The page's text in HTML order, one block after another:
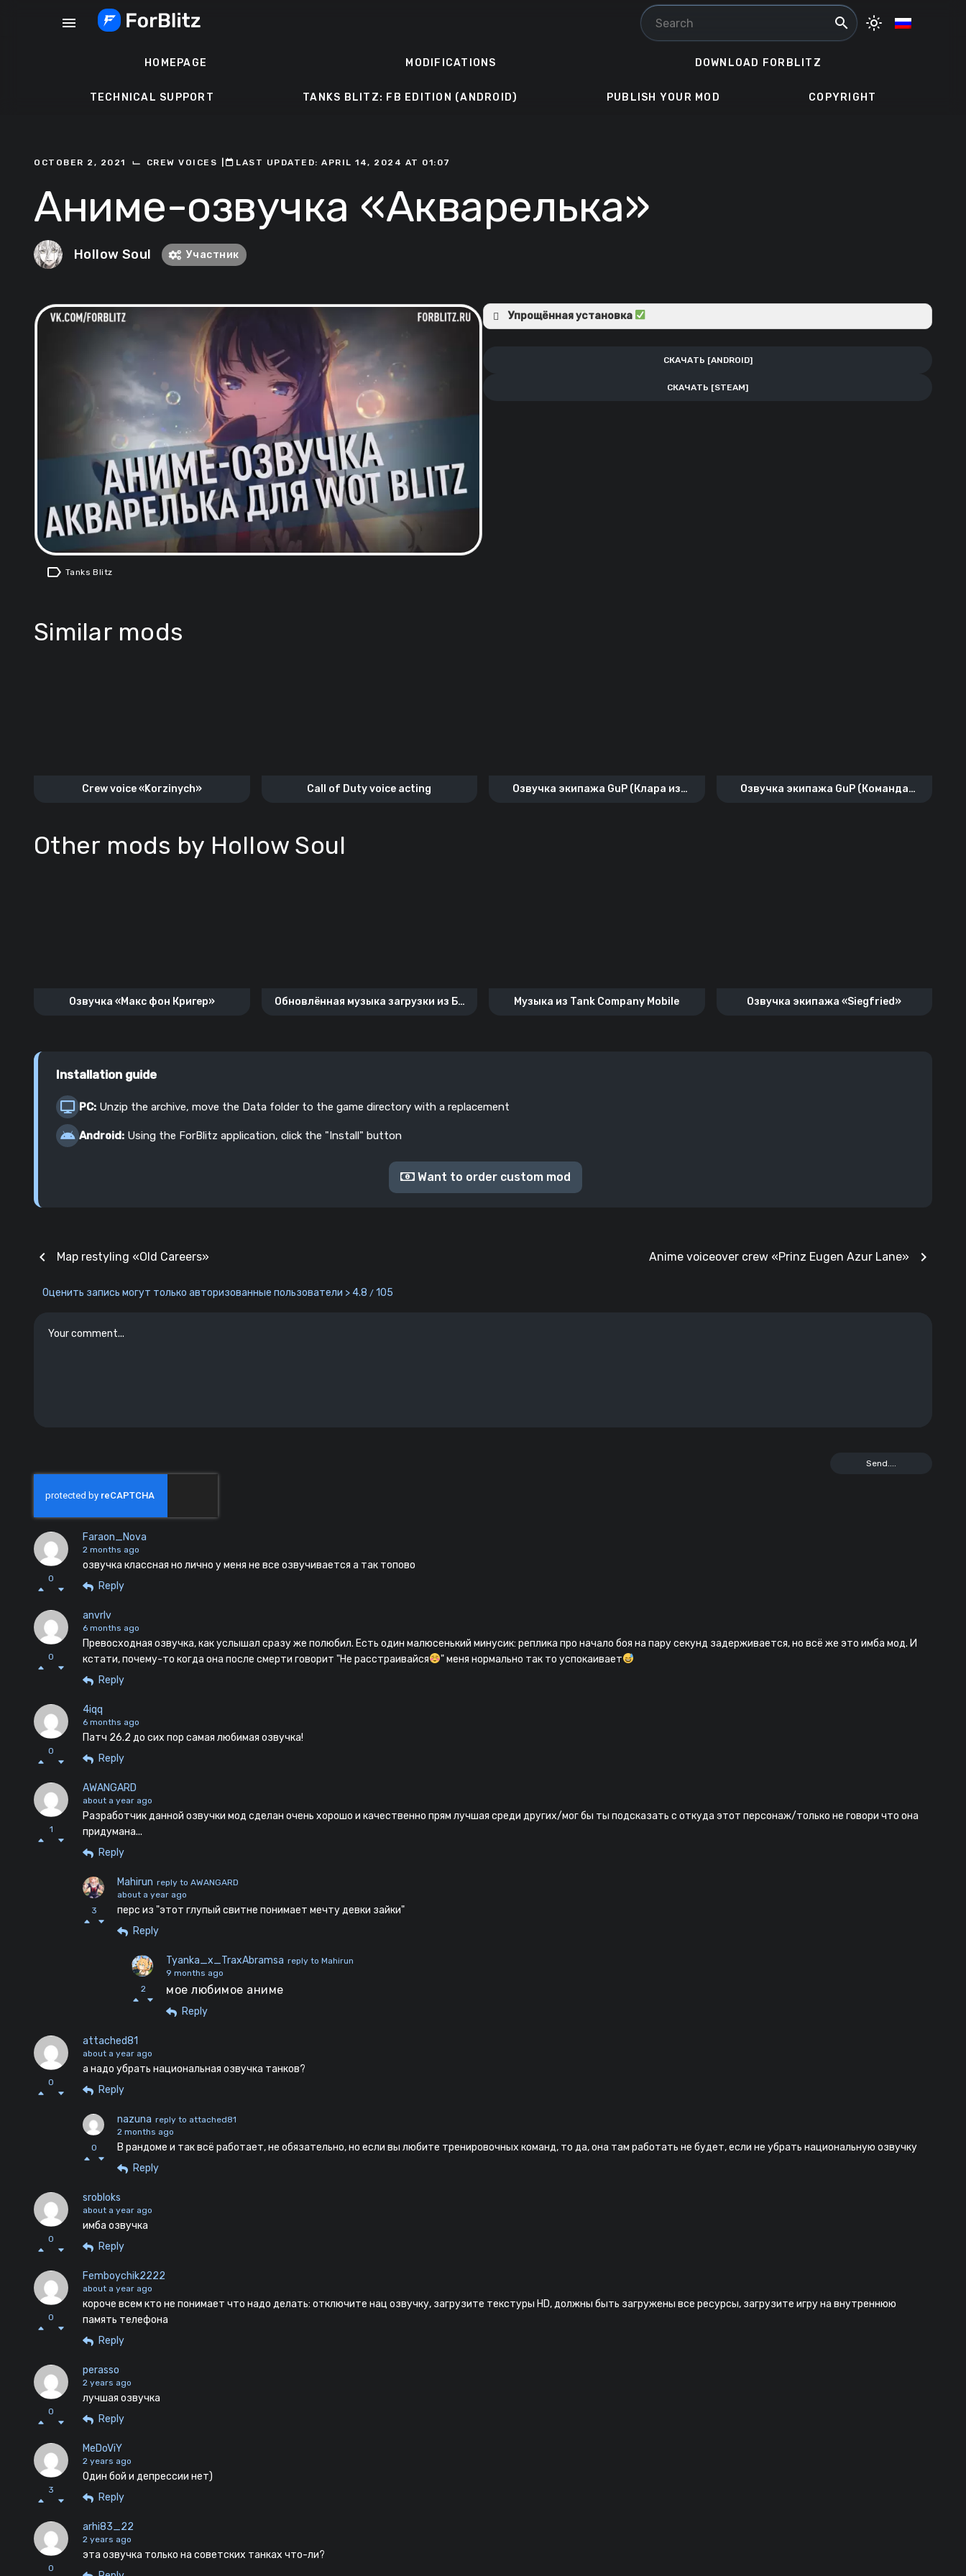
menu search light_mode
HOMEPAGE MODIFICATIONS DOWNLOAD FORBLITZ
TECHNICAL SUPPORT TANKS BLITZ: FB EDITION (ANDROID) PUBLISH YOUR MOD COPYRIGHT
OCTOBER 2, 2021 ⌙ CREW VOICES ㅤLAST UPDATED: APRIL 14, 2024 AT 01:07
Аниме-озвучка «Акварелька»
Hollow Soul Участник
Упрощённая установка
СКАЧАТЬ [ANDROID]
СКАЧАТЬ [STEAM]
label Tanks Blitz
Similar mods
Crew voice «Korzinych» Call of Duty voice acting
Озвучка экипажа GuP (Клара из
Озвучка экипажа GuP (Команда
Other mods by Hollow Soul
Озвучка «Макс фон Кригер»
Обновлённая музыка загрузки из ББ
Музыка из Tank Company Mobile Озвучка экипажа «Siegfried»
Installation guide
PC: Unzip the archive, move the Data folder to the game directory with a replacement
Android: Using the ForBlitz application, click the "Install" button
Want to order custom mod
chevron_left Map restyling «‎Old Careers» Anime voiceover crew «Prinz Eugen Azur Lane» chevron_right
Оценить запись могут только авторизованные пользователи > 4.8 / 105
0
Faraon_Nova
2 months ago
озвучка классная но лично у меня не все озвучивается а так топово
Reply
0
anvrlv
6 months ago
Превосходная озвучка, как услышал сразу же полюбил. Есть один малюсенький минусик: реплика про начало боя на пару секунд задерживается, но всё же это имба мод. И
кстати, почему-то когда она после смерти говорит "Не расстраивайся
" меня нормально так то успокаивает
Reply
0
4iqq
6 months ago
Патч 26.2 до сих пор самая любимая озвучка!
Reply
1
AWANGARD
about a year ago
Разработчик данной озвучки мод сделан очень хорошо и качественно прям лучшая среди других/мог бы ты подсказать с откуда этот персонаж/только не говори что она
придумана...
Reply
3
Mahirun reply to AWANGARD
about a year ago
перс из "этот глупый свитне понимает мечту девки зайки"
Reply
2
Tyanka_x_TraxAbramsa reply to Mahirun
9 months ago
мое любимое аниме
Reply
0
attached81
about a year ago
а надо убрать национальная озвучка танков?
Reply
0
nazuna reply to attached81
2 months ago
В рандоме и так всё работает, не обязательно, но если вы любите тренировочных команд, то да, она там работать не будет, если не убрать национальную озвучку
Reply
0
srobloks
about a year ago
имба озвучка
Reply
0
Femboychik2222
about a year ago
короче всем кто не понимает что надо делать: отключите нац озвучку, загрузите текстуры HD, должны быть загружены все ресурсы, загрузите игру на внутреннюю
память телефона
Reply
0
perasso
2 years ago
лучшая озвучка
Reply
3
MeDoViY
2 years ago
Один бой и депрессии нет)
Reply
0
arhi83_22
2 years ago
эта озвучка только на советских танках что-ли?